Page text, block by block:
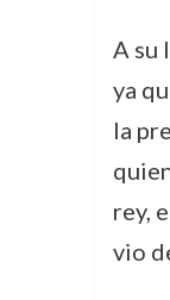
A su
ya
la
rey,
vio